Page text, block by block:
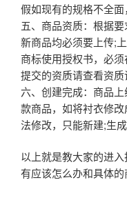
假如现有的规格不全面
五、商品资质：根据
新商品均必须要上传;
商标使用授权书，必
提交的资质请查看资质
六、创建完成：商品
款商品，如将衬衣修
法修改，只能新建;生
以上就是教大家的进
有应该怎么办和具体的